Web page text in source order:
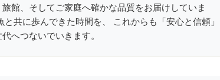
館、そしてご家庭へ確かな品質をお届けしていま
共に歩んできた時間を、 これからも「安心と信頼」
へつないでいきます。